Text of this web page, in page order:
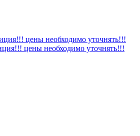
цены необходимо уточнять!!!
цены необходимо уточнять!!!